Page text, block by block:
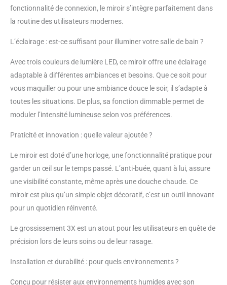
fonctionnalité de connexion, le miroir s’intègre parfaitement dans
la routine des utilisateurs modernes.
L’éclairage : est-ce suffisant pour illuminer votre salle de bain ?
Avec trois couleurs de lumière LED, ce miroir offre une éclairage
adaptable à différentes ambiances et besoins. Que ce soit pour
vous maquiller ou pour une ambiance douce le soir, il s’adapte à
toutes les situations. De plus, sa fonction dimmable permet de
moduler l’intensité lumineuse selon vos préférences.
Praticité et innovation : quelle valeur ajoutée ?
Le miroir est doté d’une horloge, une fonctionnalité pratique pour
garder un œil sur le temps passé. L’anti-buée, quant à lui, assure
une visibilité constante, même après une douche chaude. Ce
miroir est plus qu’un simple objet décoratif, c’est un outil innovant
pour un quotidien réinventé.
Le grossissement 3X est un atout pour les utilisateurs en quête de
précision lors de leurs soins ou de leur rasage.
Installation et durabilité : pour quels environnements ?
Conçu pour résister aux environnements humides avec son